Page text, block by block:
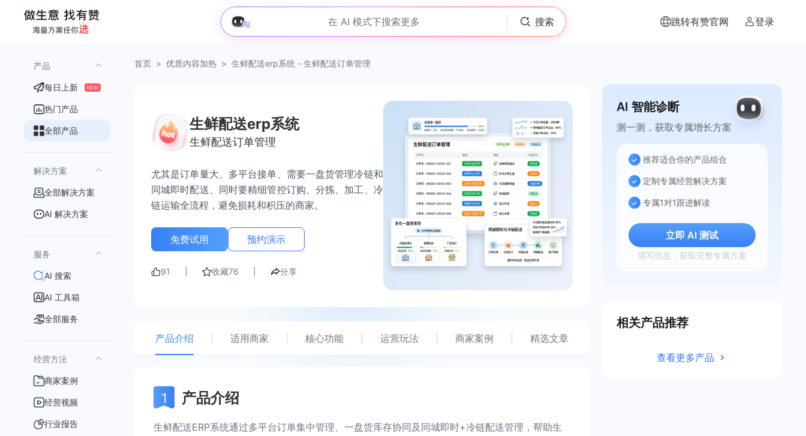
在 AI 模式下搜索更多 搜索 跳转有赞官网 登录
产品
每日上新 NEW
热门产品
全部产品
解决方案
全部解决方案
AI 解决方案
服务
AI 搜索
AI 工具箱
全部服务
经营方法
商家案例
经营视频
行业报告
首页 > 优质内容加热 > 生鲜配送erp系统 - 生鲜配送订单管理
生鲜配送erp系统
生鲜配送订单管理
尤其是订单量大、多平台接单、需要一盘货管理冷链和
同城即时配送、同时要精细管控订购、分拣、加工、冷
链运输全流程，避免损耗和积压的商家。
免费试用 预约演示
91 收藏76 分享
产品介绍 适用商家 核心功能 运营玩法 商家案例 精选文章
产品介绍
生鲜配送ERP系统通过多平台订单集中管理、一盘货库存协同及同城即时+冷链配送管理，帮助生
AI 智能诊断
测一测，获取专属增长方案
推荐适合你的产品组合
定制专属经营解决方案
专属1对1跟进解读
立即 AI 测试
填写信息，获取完整专属方案
相关产品推荐
查看更多产品